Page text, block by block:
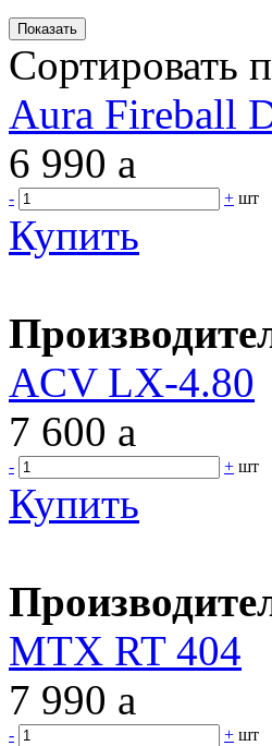
Сортировать
Aura Fireball
6 990 a
- + шт
Купить
ACV LX-4.80
7 600 a
- + шт
Купить
MTX RT 404
7 990 a
- + шт